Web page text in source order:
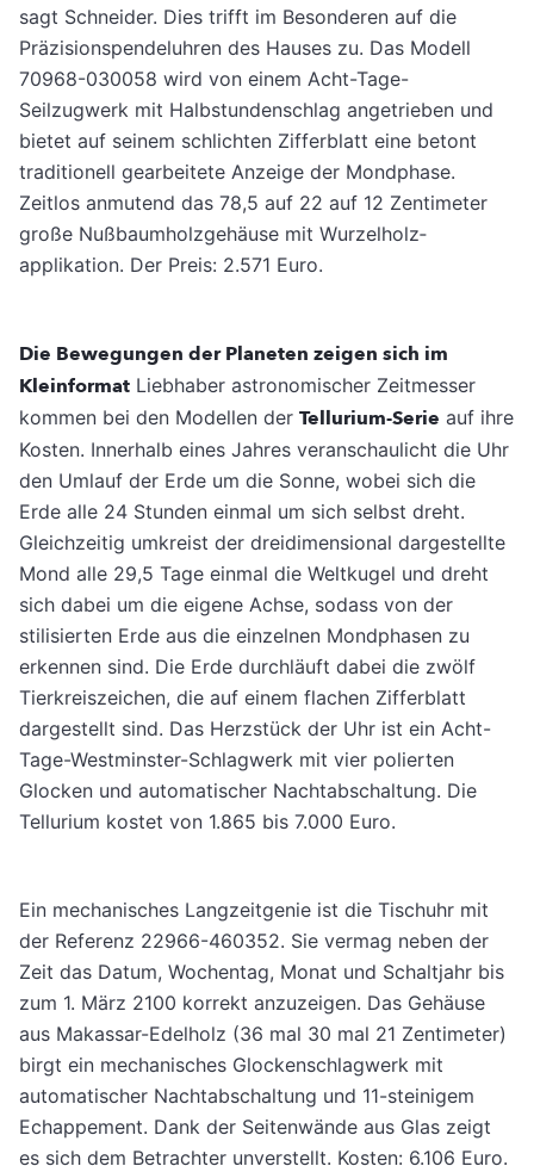
sagt Schneider. Dies trifft im Besonde­ren auf die
Präzisionspendeluhren des Hauses zu. Das Modell
70968-030058 wird von ei­nem Acht-Tage-
Seilzugwerk mit Halbstun­denschlag angetrieben und
bietet auf seinem schlichten Zifferblatt eine betont
traditionell gearbeitete Anzeige der Mondphase.
Zeitlos anmutend das 78,5 auf 22 auf 12 Zentimeter
große Nußbaumholzgehäuse mit Wurzelholz­
applikation. Der Preis: 2.571 Euro.
Die Bewegungen der Planeten zeigen sich im
Kleinformat Liebhaber astronomischer Zeitmesser
kom­men bei den Modellen der Tellurium-Serie auf ihre
Kosten. Innerhalb eines Jahres veranschaulicht die Uhr
den Umlauf der Erde um die Sonne, wobei sich die
Erde alle 24 Stunden einmal um sich selbst dreht.
Gleichzeitig um­kreist der dreidimensional dargestellte
Mond alle 29,5 Tage einmal die Weltkugel und dreht
sich dabei um die eigene Achse, sodass von der
stilisierten Erde aus die einzelnen Mondpha­sen zu
erkennen sind. Die Erde durchläuft dabei die zwölf
Tierkreiszeichen, die auf einem flachen Zifferblatt
dargestellt sind. Das Herz­stück der Uhr ist ein Acht-
Tage-Westminster-Schlagwerk mit vier polierten
Glocken und automatischer Nachtabschaltung. Die
Tellurium kostet von 1.865 bis 7.000 Euro.
Ein mechanisches Langzeitgenie ist die Tischuhr mit
der Referenz 22966-460352. Sie vermag neben der
Zeit das Datum, Wochen­tag, Monat und Schaltjahr bis
zum 1. März 2100 korrekt anzuzeigen. Das Gehäuse
aus Makassar-Edelholz (36 mal 30 mal 21 Zenti­meter)
birgt ein mechanisches Glockenschlag­werk mit
automatischer Nachtabschaltung und 11-steinigem
Echappement. Dank der Sei­tenwände aus Glas zeigt
es sich dem Betrach­ter unverstellt. Kosten: 6.106 Euro.